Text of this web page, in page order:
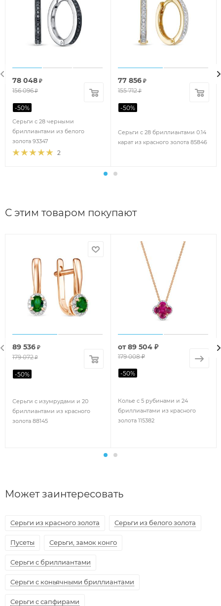
2
Серьги с 28 черными
бриллиантами из белого
золота 93347
78 048 ₽
156 096₽
-50%
Серьги с 28 бриллиантами 0.14
карат из красного золота 85846
77 856 ₽
155 712₽
-50%
С этим товаром покупают
Серьги с изумрудами и 20
бриллиантами из красного
золота 88145
89 536 ₽
179 072₽
-50%
Колье с 5 рубинами и 24
бриллиантами из красного
золота 115382
от89 504 ₽
179 008 ₽
-50%
Может заинтересовать
Серьги из красного золота Серьги из белого золота
Пусеты Серьги, замок конго
Серьги с бриллиантами
Серьги с коньячными бриллиантами
Серьги с сапфирами